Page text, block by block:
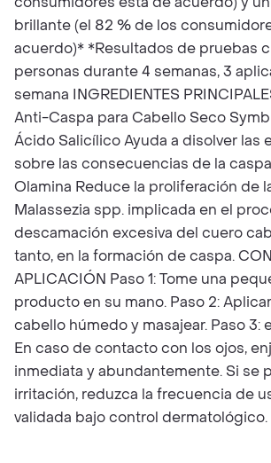
brillante (el 82 % de los
acuerdo)* *Resultados de pruebas
personas durante 4 semanas, 3
semana INGREDIENTES
Anti-Caspa para Cabello Seco
Ácido Salicílico Ayuda a disolver las
sobre las consecuencias de la
Olamina Reduce la proliferación de
Malassezia spp. implicada en el
descamación excesiva del cuero
tanto, en la formación de caspa.
APLICACIÓN Paso 1: Tome una
producto en su mano. Paso 2:
cabello húmedo y masajear. Paso 3:
En caso de contacto con los ojos,
inmediata y abundantemente. Si se
irritación, reduzca la frecuencia de
validada bajo control dermatológico.